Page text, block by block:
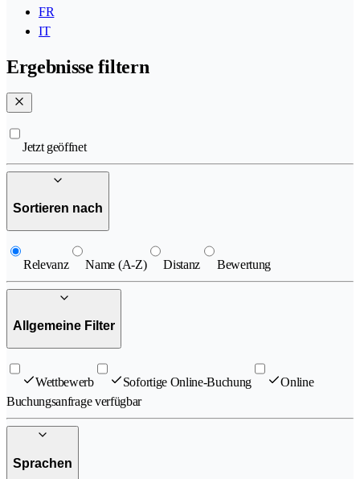
FR
IT
Ergebnisse filtern
Jetzt geöffnet
Sortieren nach
Relevanz Name (A-Z) Distanz Bewertung
Allgemeine Filter
Wettbewerb Sofortige Online-Buchung
Online
Buchungsanfrage verfügbar
Sprachen